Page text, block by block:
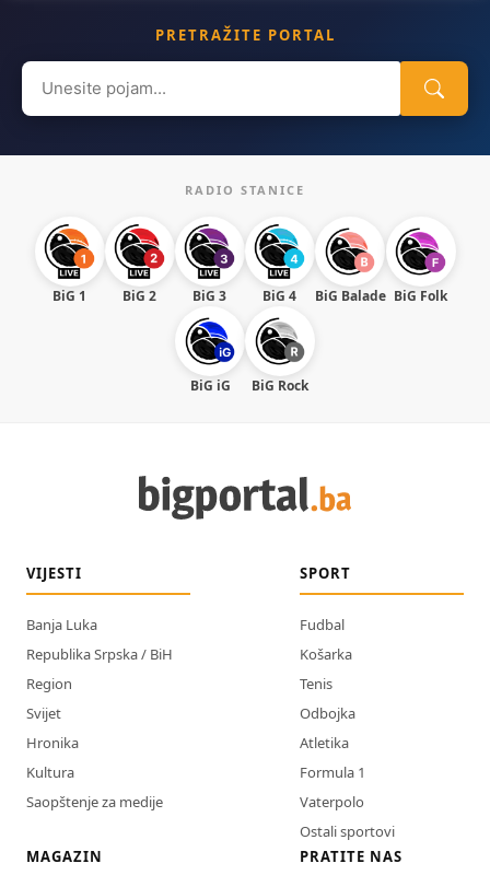
PRETRAŽITE PORTAL
Search
for:
RADIO STANICE
BiG 1 BiG 2 BiG 3 BiG 4 BiG Balade BiG Folk
BiG iG BiG Rock
VIJESTI
Banja Luka
Republika Srpska / BiH
Region
Svijet
Hronika
Kultura
Saopštenje za medije
SPORT
Fudbal
Košarka
Tenis
Odbojka
Atletika
Formula 1
Vaterpolo
Ostali sportovi
MAGAZIN
PRATITE NAS